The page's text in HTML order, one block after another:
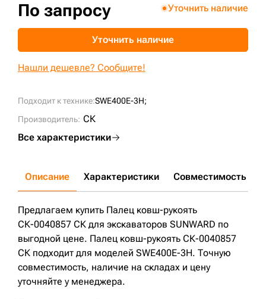
Подходит к технике:SWE400E-3H;
Производитель: СК
Все характеристики
По запросу Уточнить наличие
Уточнить наличие
Нашли дешевле? Сообщите!
Описание Характеристики Совместимость
Предлагаем купить Палец ковш-рукоять
СК-0040857 СК для экскаваторов SUNWARD по
выгодной цене. Палец ковш-рукоять СК-0040857
СК подходит для моделей SWE400E-3H. Точную
совместимость, наличие на складах и цену
уточняйте у менеджера.